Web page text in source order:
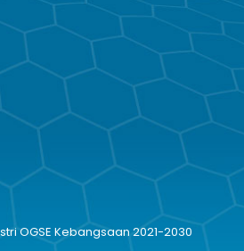
OGSE Kebangsaan 2021-2030